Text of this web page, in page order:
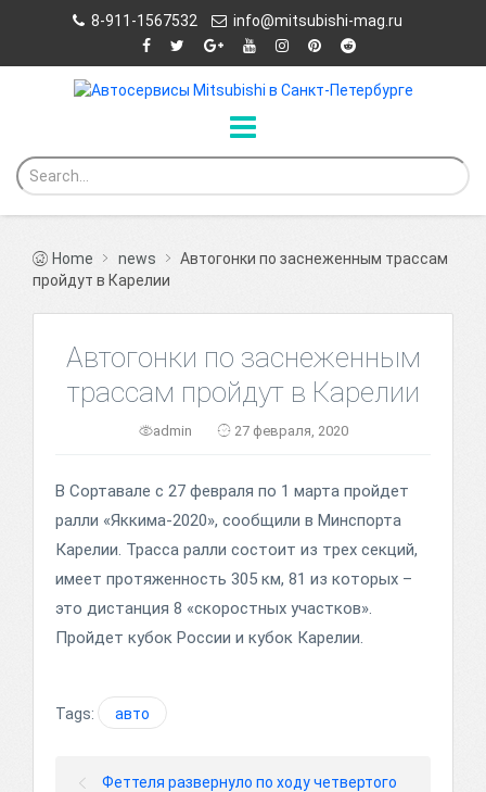
8-911-1567532 info@mitsubishi-mag.ru
Home news
Автогонки по заснеженным трассам
пройдут в Карелии
Автогонки по заснеженным
трассам пройдут в Карелии
admin 27 февраля, 2020
В Сортавале с 27 февраля по 1 марта пройдет
ралли «Яккима-2020», сообщили в Минспорта
Карелии. Трасса ралли состоит из трех секций,
имеет протяженность 305 км, 81 из которых –
это дистанция 8 «скоростных участков».
Пройдет кубок России и кубок Карелии.
Tags: авто
Феттеля развернуло по ходу четвертого